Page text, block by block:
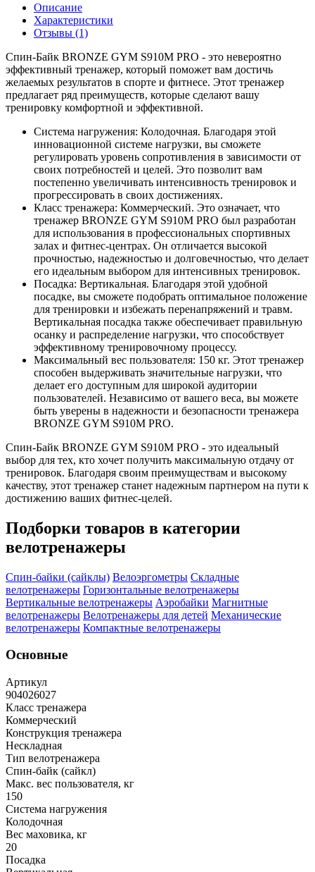
Описание
Характеристики
Отзывы (1)
Спин-Байк BRONZE GYM S910M PRO - это невероятно
эффективный тренажер, который поможет вам достичь
желаемых результатов в спорте и фитнесе. Этот тренажер
предлагает ряд преимуществ, которые сделают вашу
тренировку комфортной и эффективной.
Система нагружения: Колодочная. Благодаря этой
инновационной системе нагрузки, вы сможете
регулировать уровень сопротивления в зависимости от
своих потребностей и целей. Это позволит вам
постепенно увеличивать интенсивность тренировок и
прогрессировать в своих достижениях.
Класс тренажера: Коммерческий. Это означает, что
тренажер BRONZE GYM S910M PRO был разработан
для использования в профессиональных спортивных
залах и фитнес-центрах. Он отличается высокой
прочностью, надежностью и долговечностью, что делает
его идеальным выбором для интенсивных тренировок.
Посадка: Вертикальная. Благодаря этой удобной
посадке, вы сможете подобрать оптимальное положение
для тренировки и избежать перенапряжений и травм.
Вертикальная посадка также обеспечивает правильную
осанку и распределение нагрузки, что способствует
эффективному тренировочному процессу.
Максимальный вес пользователя: 150 кг. Этот тренажер
способен выдерживать значительные нагрузки, что
делает его доступным для широкой аудитории
пользователей. Независимо от вашего веса, вы можете
быть уверены в надежности и безопасности тренажера
BRONZE GYM S910M PRO.
Спин-Байк BRONZE GYM S910M PRO - это идеальный
выбор для тех, кто хочет получить максимальную отдачу от
тренировок. Благодаря своим преимуществам и высокому
качеству, этот тренажер станет надежным партнером на пути к
достижению ваших фитнес-целей.
Подборки товаров в категории
велотренажеры
Спин-байки (сайклы) Велоэргометры Складные
велотренажеры Горизонтальные велотренажеры
Вертикальные велотренажеры Аэробайки Магнитные
велотренажеры Велотренажеры для детей Механические
велотренажеры Компактные велотренажеры
Основные
Артикул
904026027
Класс тренажера
Коммерческий
Конструкция тренажера
Нескладная
Тип велотренажера
Спин-байк (сайкл)
Макс. вес пользователя, кг
150
Система нагружения
Колодочная
Вес маховика, кг
20
Посадка